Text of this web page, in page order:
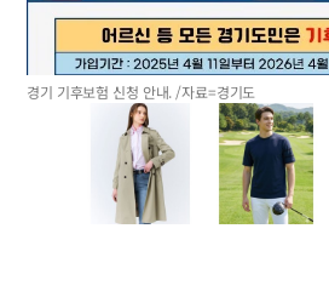
경기 기후보험 신청 안내. /자료=경기도